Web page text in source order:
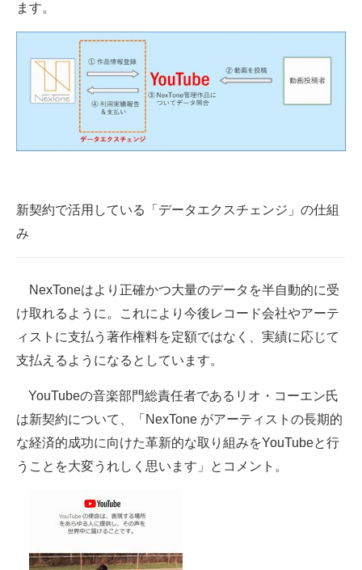
ます。
新契約で活用している「データエクスチェンジ」の仕組
み
NexToneはより正確かつ大量のデータを半自動的に受
け取れるように。これにより今後レコード会社やアーテ
ィストに支払う著作権料を定額ではなく、実績に応じて
支払えるようになるとしています。
YouTubeの音楽部門総責任者であるリオ・コーエン氏
は新契約について、「NexTone がアーティストの長期的
な経済的成功に向けた革新的な取り組みをYouTubeと行
うことを大変うれしく思います」とコメント。